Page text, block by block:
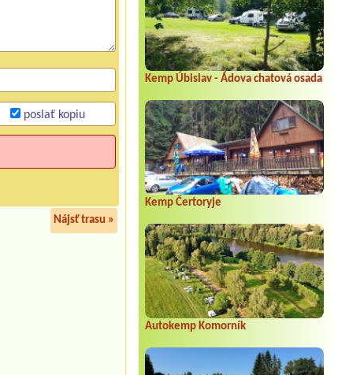
Kemp Úbislav - Ádova chatová osada
Kemp Čertoryje
Autokemp Komorník
poslať kopiu
Nájsť trasu »